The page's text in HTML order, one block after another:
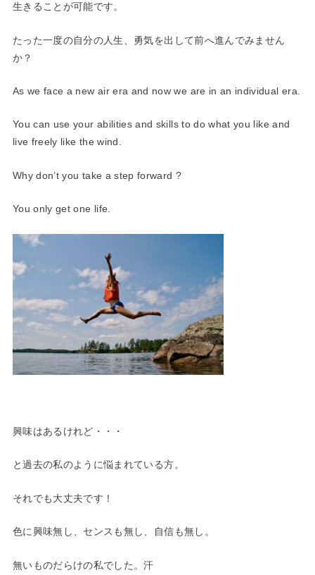
生き ることが可能です。
たった一度の自分の人生、勇気を出して前へ進んでみません
か？
As we face a new air era and now we are in an individual era.
You can use your abilities and skills to do what you like and
live freely like the wind.
Why don’t you take a step forward ?
You only get one life.
興味はあるけれど・・・
と過去の私のように悩まれている方。
それでも大丈夫です！
色に興味無し、センスも無し、自信も無し。
無いものだらけの私でした。汗